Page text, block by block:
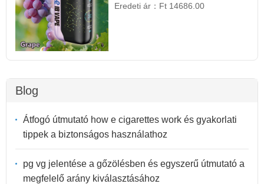
Eredeti ár： Ft 14686.00
Blog
Átfogó útmutató how e cigarettes work és gyakorlati
tippek a biztonságos használathoz
pg vg jelentése a gőzölésben és egyszerű útmutató a
megfelelő arány kiválasztásához